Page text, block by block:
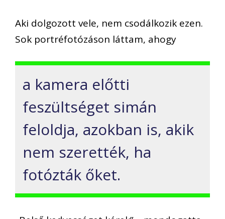
Aki dolgozott vele, nem csodálkozik ezen.
Sok portréfotózáson láttam, ahogy
a kamera előtti
feszültséget simán
feloldja, azokban is, akik
nem szerették, ha
fotózták őket.